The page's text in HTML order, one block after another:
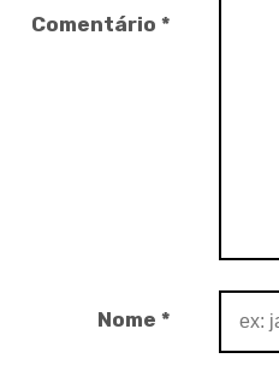
Comentário *
Nome *